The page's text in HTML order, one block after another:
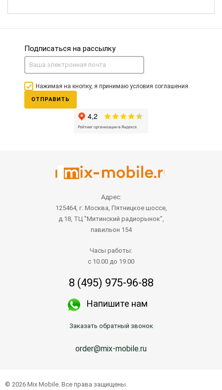
Подписаться на рассылку
Нажимая на кнопку, я принимаю условия соглашения.
ОТПРАВИТЬ
Адрес:
125464, г. Москва, Пятницкое шоссе,
д.18, ТЦ "Митинский радиорынок",
павильон 154
Часы работы:
с 10.00 до 19.00
8 (495) 975-96-88
Напишите нам
Заказать обратный звонок
order@mix-mobile.ru
© 2026 Mix Mobile. Все права защищены.